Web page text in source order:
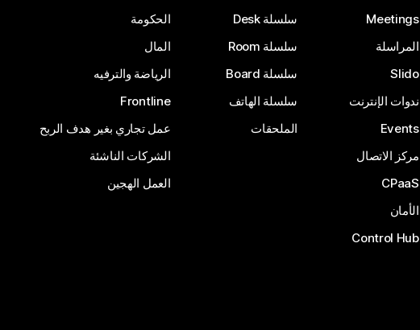
Meetings
المراسلة
Slido
ندوات الإنترنت
Events
مركز الاتصال
CPaaS
الأمان
Control Hub
سلسلة Desk
سلسلة Room
سلسلة Board
سلسلة الهاتف
الملحقات
الحكومة
المال
الرياضة والترفيه
Frontline
عمل تجاري بغير هدف الربح
الشركات الناشئة
العمل الهجين